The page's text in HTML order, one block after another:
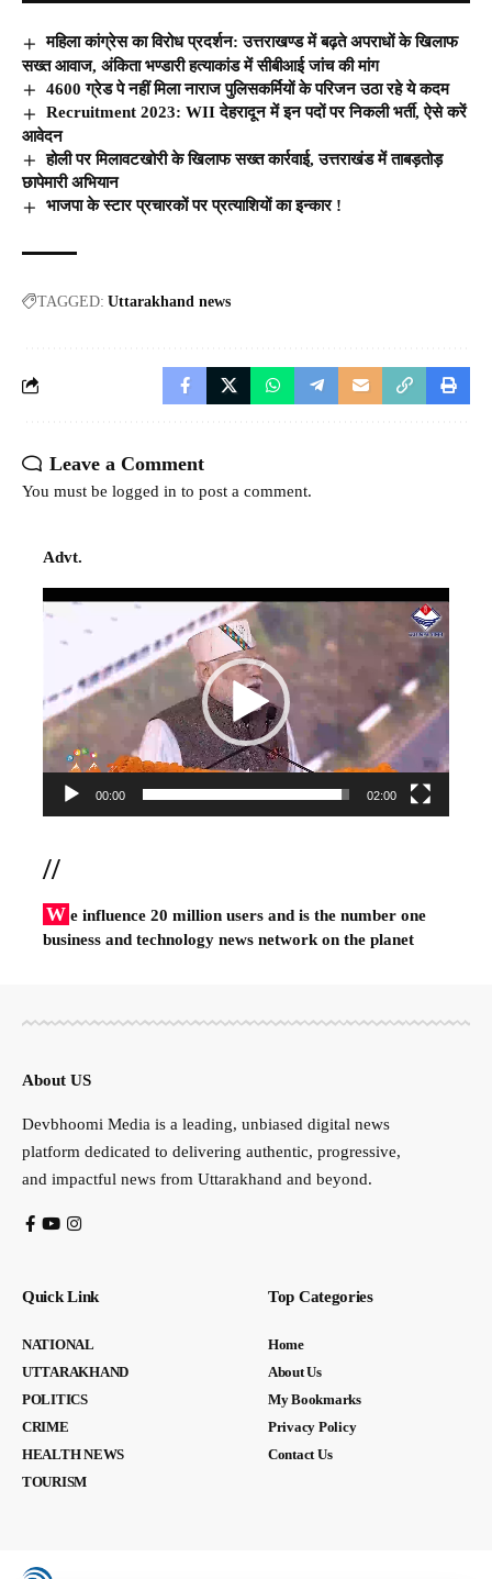
महिला कांग्रेस का विरोध प्रदर्शन: उत्तराखण्ड में बढ़ते अपराधों के खिलाफ
सख्त आवाज, अंकिता भण्डारी हत्याकांड में सीबीआई जांच की मांग
4600 ग्रेड पे नहीं मिला नाराज पुलिसकर्मियों के परिजन उठा रहे ये कदम
Recruitment 2023: WII देहरादून में इन पदों पर निकली भर्ती, ऐसे करें
आवेदन
होली पर मिलावटखोरी के खिलाफ सख्त कार्रवाई, उत्तराखंड में ताबड़तोड़
छापेमारी अभियान
भाजपा के स्टार प्रचारकों पर प्रत्याशियों का इन्कार !
TAGGED: Uttarakhand news
Leave a Comment
You must be logged in to post a comment.
Advt.
Video
00:00 02:00
//
W e influence 20 million users and is the number one
business and technology news network on the planet
About US
Devbhoomi Media is a leading, unbiased digital news
platform dedicated to delivering authentic, progressive,
and impactful news from Uttarakhand and beyond.
Quick Link
NATIONAL
UTTARAKHAND
POLITICS
CRIME
HEALTH NEWS
TOURISM
Top Categories
Home
About Us
My Bookmarks
Privacy Policy
Contact Us